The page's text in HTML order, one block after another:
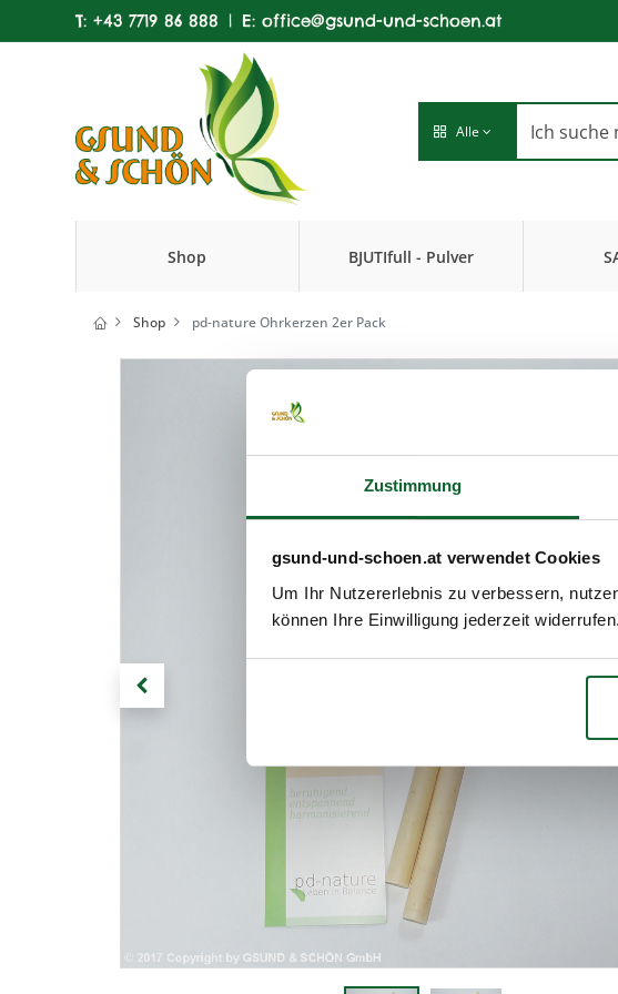
Zustimmung
gsund-und-schoen.at verwendet Cookies
Um Ihr Nutzererlebnis zu verbessern,
können Ihre Einwilligung jederzeit
T: +43 7719 86 888 | E: office@gsund-und-schoen.at
Alle
Shop
BJUTIfull - Pulver
Shop pd-nature Ohrkerzen 2er Pack